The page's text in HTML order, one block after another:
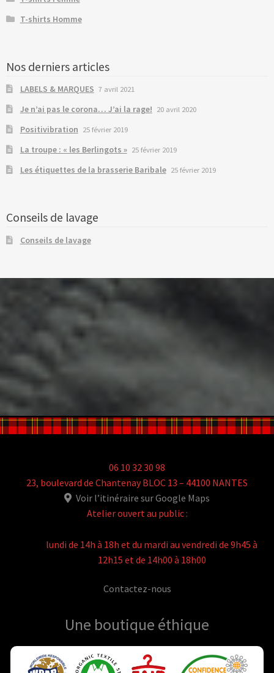
T-shirts Homme
Nos derniers articles
LABELS & MARQUES 7 avril 2021
Je n’ai pas le corona… J’ai la rage! 20 avril 2020
Positivibration 25 février 2019
La troupe : « les Berlingots » 25 février 2019
Les étiquettes de la brasserie Baribale 25 février 2019
Conseils de lavage
Conseils de lavage
06 10 32 30 98
23, boulevard de Chantenay BLOC 13 – 44100 NANTES
Voir l’itinéraire sur Google Maps
Atelier ouvert au public :
lundi de 14h à 18h et du mardi au vendredi de 9h45 à
12h15 et de 14h00 à 18h00
Contactez-nous
Une boutique éthique